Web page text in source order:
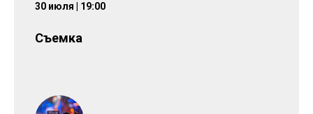
30 июля | 19:00
Съемка